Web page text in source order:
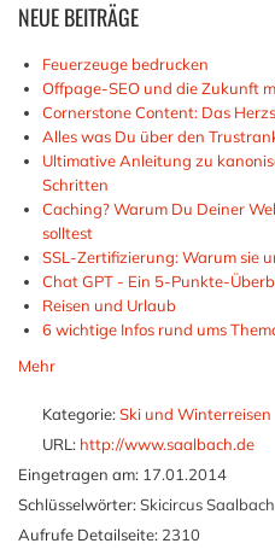
NEUEBEITRÄGE
Feuerzeuge bedrucken
Offpage-SEO und die Zukunft
Cornerstone Content: Das
Alles was Du über den
Ultimative Anleitung zu
Schritten
Caching? Warum Du Deiner
solltest
SSL-Zertifizierung: Warum sie
Chat GPT - Ein 5-Punkte-
Reisen und Urlaub
6 wichtige Infos rund ums
Mehr
Kategorie: Ski und Winterreisen
URL: http://www.saalbach.de
Eingetragen am: 17.01.2014
Schlüsselwörter: Skicircus
Aufrufe Detailseite: 2310